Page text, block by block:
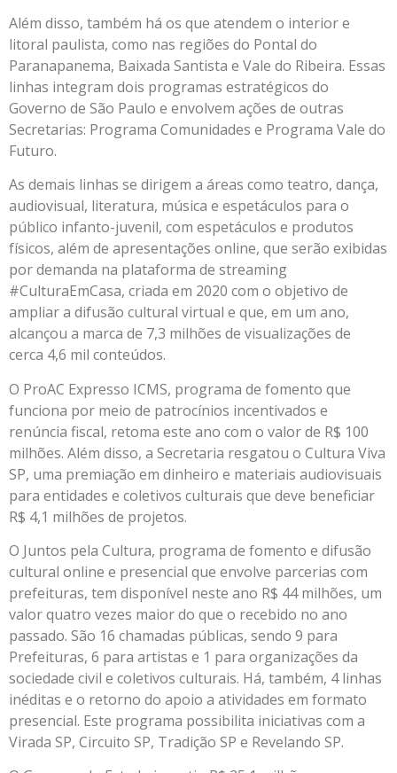
Além disso, também há os que atendem o interior e
litoral paulista, como nas regiões do Pontal do
Paranapanema, Baixada Santista e Vale do Ribeira. Essas
linhas integram dois programas estratégicos do
Governo de São Paulo e envolvem ações de outras
Secretarias: Programa Comunidades e Programa Vale do
Futuro.
As demais linhas se dirigem a áreas como teatro, dança,
audiovisual, literatura, música e espetáculos para o
público infanto-juvenil, com espetáculos e produtos
físicos, além de apresentações online, que serão exibidas
por demanda na plataforma de streaming
#CulturaEmCasa, criada em 2020 com o objetivo de
ampliar a difusão cultural virtual e que, em um ano,
alcançou a marca de 7,3 milhões de visualizações de
cerca 4,6 mil conteúdos.
O ProAC Expresso ICMS, programa de fomento que
funciona por meio de patrocínios incentivados e
renúncia fiscal, retoma este ano com o valor de R$ 100
milhões. Além disso, a Secretaria resgatou o Cultura Viva
SP, uma premiação em dinheiro e materiais audiovisuais
para entidades e coletivos culturais que deve beneficiar
R$ 4,1 milhões de projetos.
O Juntos pela Cultura, programa de fomento e difusão
cultural online e presencial que envolve parcerias com
prefeituras, tem disponível neste ano R$ 44 milhões, um
valor quatro vezes maior do que o recebido no ano
passado. São 16 chamadas públicas, sendo 9 para
Prefeituras, 6 para artistas e 1 para organizações da
sociedade civil e coletivos culturais. Há, também, 4 linhas
inéditas e o retorno do apoio a atividades em formato
presencial. Este programa possibilita iniciativas com a
Virada SP, Circuito SP, Tradição SP e Revelando SP.